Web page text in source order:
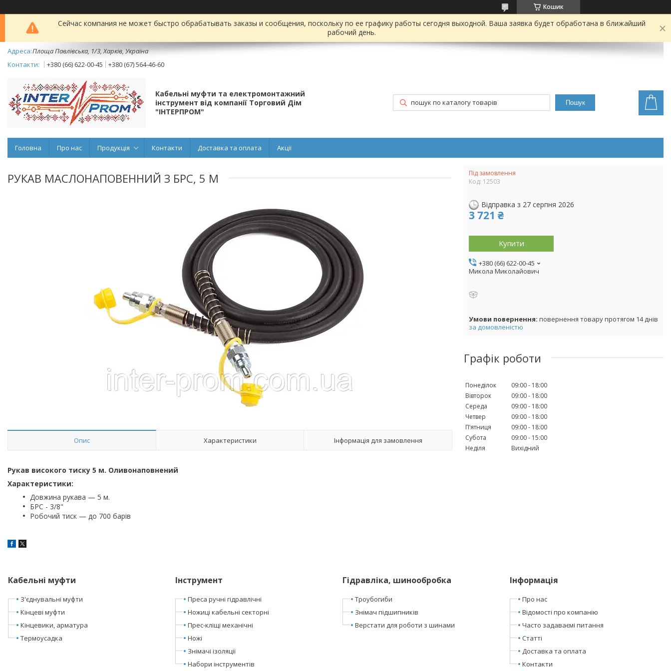
Кошик
Сейчас компания не может быстро обрабатывать заказы и сообщения, поскольку по ее графику работы сегодня выходной. Ваша заявка будет обработана в ближайший
рабочий день.
Площа Павлівська, 1/3, Харків, Україна
+380 (66) 622-00-45
+380 (67) 564-46-60
Кабельні муфти та електромонтажний
інструмент від компанії Торговий Дім
"ІНТЕРПРОМ"
Пошук
Головна Про нас Продукція Контакти Доставка та оплата Акції
РУКАВ МАСЛОНАПОВЕННИЙ З БРС, 5 М
Опис Характеристики Інформація для замовлення
Рукав високого тиску 5 м. Оливонаповнений
Характеристики:
Довжина рукава — 5 м.
БРС - 3/8"
Робочий тиск — до 700 барів
Під замовлення
Код: 12503
Відправка з 27 серпня 2026
3 721 ₴
Купити
+380 (66) 622-00-45
Микола Миколайович
повернення товару протягом 14 днів
за домовленістю
Графік роботи
Понеділок 09:00
18:00
Вівторок
09:00
18:00
Середа
09:00
18:00
Четвер
09:00
18:00
Пʼятниця
09:00
18:00
Субота
09:00
15:00
Неділя
Вихідний
Кабельні муфти
З'єднувальні муфти
Кінцеві муфти
Кінцевики, арматура
Термоусадка
Інструмент
Преса ручні гідравлічні
Ножиці кабельні секторні
Прес-кліщі механічні
Ножі
Знімачі ізоляції
Набори інструментів
Гідравліка, шинообробка
Троубогиби
Знімач підшипників
Верстати для роботи з шинами
Інформація
Про нас
Відомості про компанію
Часто задаваємі питання
Статті
Доставка та оплата
Контакти